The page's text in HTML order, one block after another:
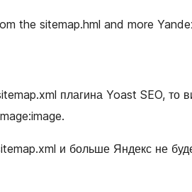
the sitemap.hml and more
плагина Yoast SEO, то
и больше Яндекс не